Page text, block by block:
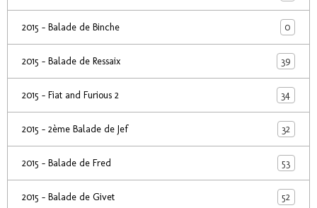
2015 - Balade de Binche 0
2015 - Balade de Ressaix 39
2015 - Fiat and Furious 2 34
2015 - 2ème Balade de Jef 32
2015 - Balade de Fred 53
2015 - Balade de Givet 52